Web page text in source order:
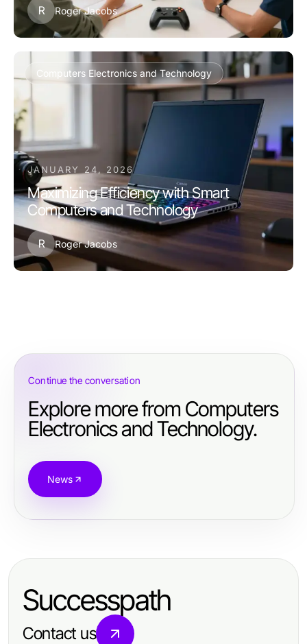
R Roger Jacobs
Computers Electronics and Technology
JANUARY 24, 2026
Maximizing Efficiency with Smart
Computers and Technology
R Roger Jacobs
Continue the conversation
Explore more from Computers
Electronics and Technology.
News
Successpath
Contact us